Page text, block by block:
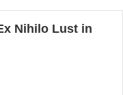
Nihilo Lust in